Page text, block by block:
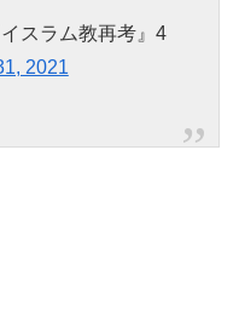
スラム教再考』4
2021